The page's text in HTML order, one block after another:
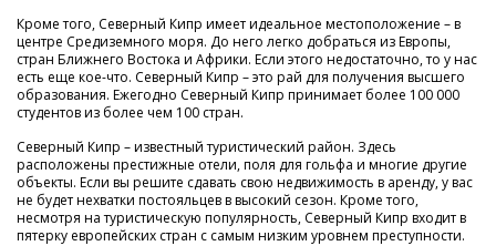
Кроме того, Северный Кипр имеет идеальное местоположение – в
центре Средиземного моря. До него легко добраться из Европы,
стран Ближнего Востока и Африки. Если этого недостаточно, то у нас
есть еще кое-что. Северный Кипр – это рай для получения высшего
образования. Ежегодно Северный Кипр принимает более 100 000
студентов из более чем 100 стран.
Северный Кипр – известный туристический район. Здесь
расположены престижные отели, поля для гольфа и многие другие
объекты. Если вы решите сдавать свою недвижимость в аренду, у вас
не будет нехватки постояльцев в высокий сезон. Кроме того,
несмотря на туристическую популярность, Северный Кипр входит в
пятерку европейских стран с самым низким уровнем преступности.